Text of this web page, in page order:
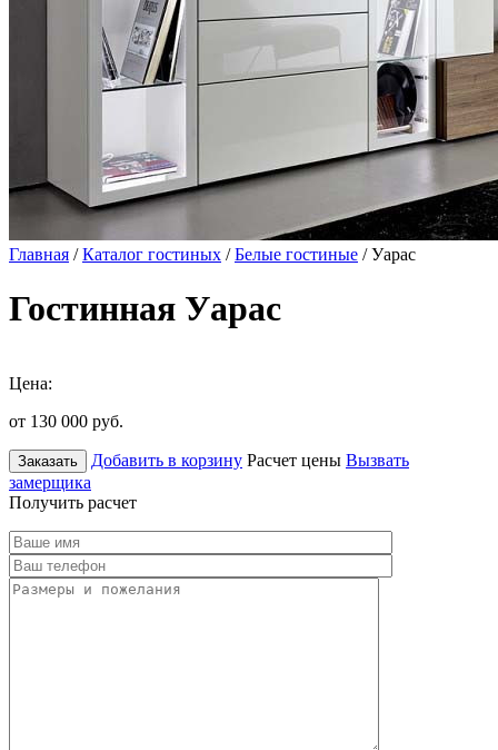
Главная /Каталог гостиных /Белые гостиные / Уарас
Гостинная Уарас
Цена:
от 130 000 руб.
Заказать Добавить в корзину Расчет цены Вызвать
замерщика
Получить расчет